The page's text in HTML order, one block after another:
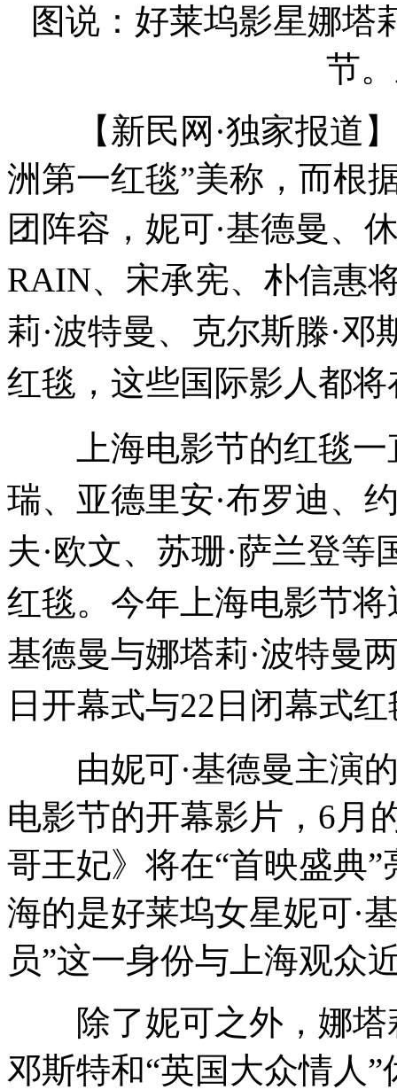
图说：好莱坞影星娜塔
节
【新民网·独家报道】
洲第一红毯”美称， 而根
团阵容， 妮可·基德曼、
RAIN、宋承宪、朴信惠
莉·波特曼、克尔斯滕·
红毯，这些国际影人都
上海电影节的红毯一
瑞、亚德里安·布罗迪、
夫·欧文、苏珊·萨兰登
红毯。今年上海电影节
基德曼与娜塔莉·波特曼
日开幕式与22日闭幕式
由妮可·基德曼主演的
电影节的开幕影片，6月
哥王妃》将在“首映盛典
海的是好莱坞女星妮可·
员”这一身份与上海观众
除了妮可之外，娜塔
邓斯特和“英国大众情人